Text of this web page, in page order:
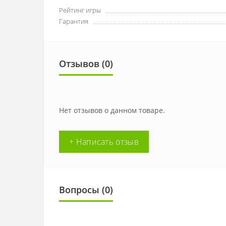
Рейтинг игры
Гарантия
Отзывов (0)
Нет отзывов о данном товаре.
+ Написать отзыв
Вопросы (0)